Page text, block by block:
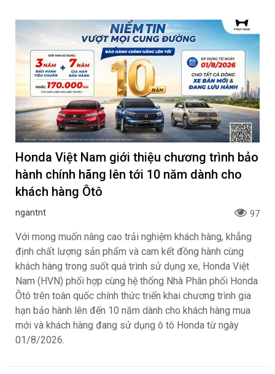
Honda Việt Nam giới thiệu chương trình bảo
hành chính hãng lên tới 10 năm dành cho
khách hàng Ôtô
ngantnt 97
Với mong muốn nâng cao trải nghiệm khách hàng, khẳng
định chất lượng sản phẩm và cam kết đồng hành cùng
khách hàng trong suốt quá trình sử dụng xe, Honda Việt
Nam (HVN) phối hợp cùng hệ thống Nhà Phân phối Honda
Ôtô trên toàn quốc chính thức triển khai chương trình gia
hạn bảo hành lên đến 10 năm dành cho khách hàng mua
mới và khách hàng đang sử dụng ô tô Honda từ ngày
01/8/2026.